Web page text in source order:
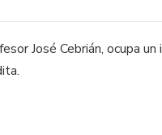
José Cebrián, ocupa